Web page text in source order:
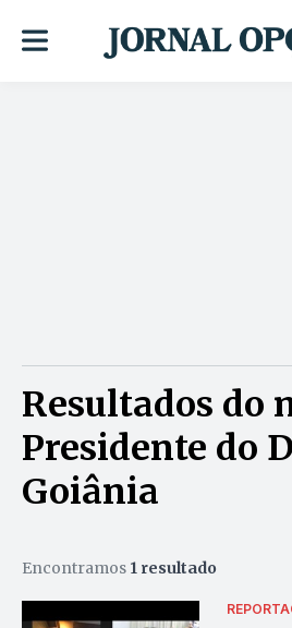
Resultados do
Presidente do
Goiânia
Encontramos 1 resultado